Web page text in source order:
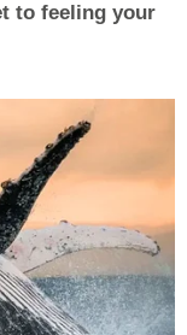
to feeling your